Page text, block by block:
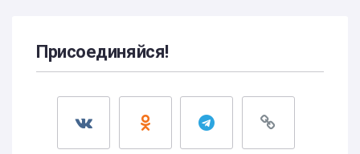
Присоединяйся!